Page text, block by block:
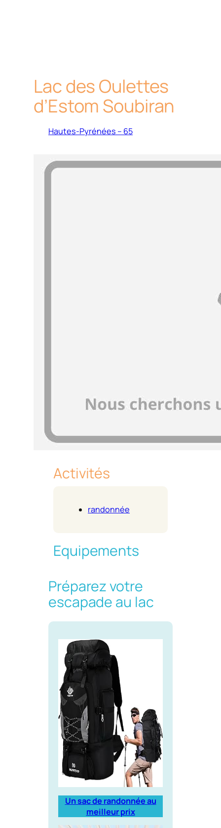
Lac des Oulettes
d’Estom Soubiran
Hautes-Pyrénées – 65
Activités
randonnée
Equipements
Préparez votre
escapade au lac
Un sac de randonnée au
meilleur prix